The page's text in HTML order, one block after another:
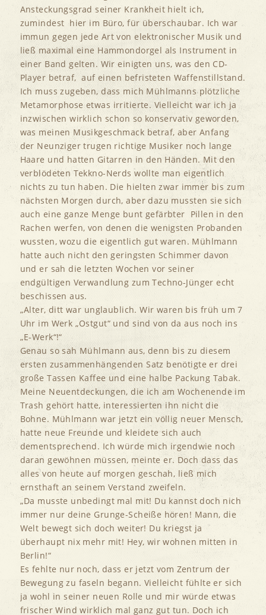
Ansteckungsgrad seiner Krankheit hielt ich,
zumindest hier im Büro, für überschaubar. Ich war
immun gegen jede Art von elektronischer Musik und
ließ maximal eine Hammondorgel als Instrument in
einer Band gelten. Wir einigten uns, was den CD-
Player betraf, auf einen befristeten Waffenstillstand.
Ich muss zugeben, dass mich Mühlmanns plötzliche
Metamorphose etwas irritierte. Vielleicht war ich ja
inzwischen wirklich schon so konservativ geworden,
was meinen Musikgeschmack betraf, aber Anfang
der Neunziger trugen richtige Musiker noch lange
Haare und hatten Gitarren in den Händen. Mit den
verblödeten Tekkno-Nerds wollte man eigentlich
nichts zu tun haben. Die hielten zwar immer bis zum
nächsten Morgen durch, aber dazu mussten sie sich
auch eine ganze Menge bunt gefärbter Pillen in den
Rachen werfen, von denen die wenigsten Probanden
wussten, wozu die eigentlich gut waren. Mühlmann
hatte auch nicht den geringsten Schimmer davon
und er sah die letzten Wochen vor seiner
endgültigen Verwandlung zum Techno-Jünger echt
beschissen aus.
„Alter, ditt war unglaublich. Wir waren bis früh um 7
Uhr im Werk „Ostgut“ und sind von da aus noch ins
„E-Werk“!“
Genau so sah Mühlmann aus, denn bis zu diesem
ersten zusammenhängenden Satz benötigte er drei
große Tassen Kaffee und eine halbe Packung Tabak.
Meine Neuentdeckungen, die ich am Wochenende im
Trash gehört hatte, interessierten ihn nicht die
Bohne. Mühlmann war jetzt ein völlig neuer Mensch,
hatte neue Freunde und kleidete sich auch
dementsprechend. Ich würde mich irgendwie noch
daran gewöhnen müssen, meinte er. Doch dass das
alles von heute auf morgen geschah, ließ mich
ernsthaft an seinem Verstand zweifeln.
„Da musste unbedingt mal mit! Du kannst doch nich
immer nur deine Grunge-Scheiße hören! Mann, die
Welt bewegt sich doch weiter! Du kriegst ja
überhaupt nix mehr mit! Hey, wir wohnen mitten in
Berlin!“
Es fehlte nur noch, dass er jetzt vom Zentrum der
Bewegung zu faseln begann. Vielleicht fühlte er sich
ja wohl in seiner neuen Rolle und mir würde etwas
frischer Wind wirklich mal ganz gut tun. Doch ich